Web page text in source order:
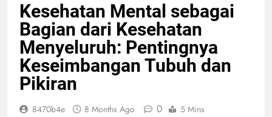
Kesehatan Mental sebagai
Bagian dari Kesehatan
Menyeluruh: Pentingnya
Keseimbangan Tubuh dan
Pikiran
8470b4e 8 Months Ago 0 5 Mins